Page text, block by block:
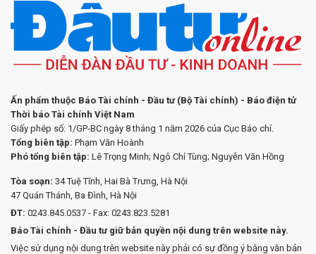
Ấn phẩm thuộc Báo Tài chính - Đầu tư (Bộ Tài chính) - Báo điện tử
Thời báo Tài chính Việt Nam
Giấy phép số: 1/GP-BC ngày 8 tháng 1 năm 2026 của Cục Báo chí.
Tổng biên tập: Phạm Văn Hoành
Phó tổng biên tập: Lê Trọng Minh; Ngô Chí Tùng; Nguyễn Văn Hồng
Tòa soạn: 34 Tuệ Tĩnh, Hai Bà Trưng, Hà Nội
47 Quán Thánh, Ba Đình, Hà Nội
ĐT: 0243.845.0537 - Fax: 0243.823.5281
Báo Tài chính - Đầu tư giữ bản quyền nội dung trên website này.
Việc sử dụng nội dung trên website này phải có sự đồng ý bằng văn bản